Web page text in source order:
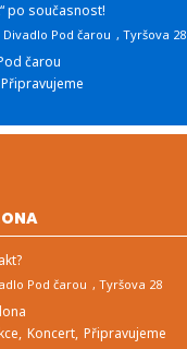
po současnost!
Divadlo Pod čarou , Tyršova 28
čarou
Připravujeme
Pod čarou , Tyršova 28
Koncert, Připravujeme